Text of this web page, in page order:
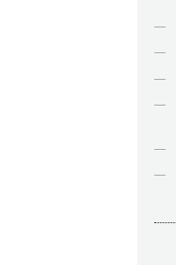
—
—
—
—
—
—